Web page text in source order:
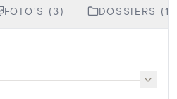
FOTO'S (3) DOSSIERS (1)